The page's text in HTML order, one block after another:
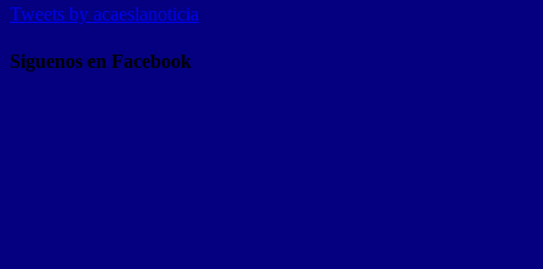
Tweets by acaeslanoticia
Siguenos en Facebook